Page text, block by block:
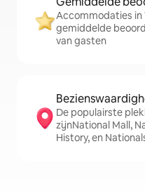
Accommodaties in
gemiddelde
van gasten
De populairste
zijnNational Mall,
History, en